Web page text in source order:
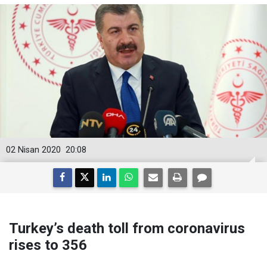
20:08
02 Nisan 2020
Turkey’s death toll from coronavirus
rises to 356